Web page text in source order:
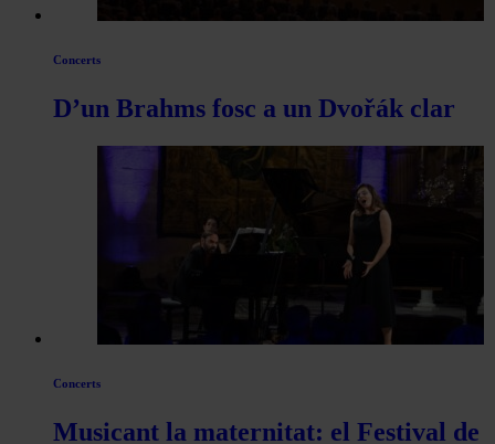
Concerts
D’un Brahms fosc a un Dvořák clar
Concerts
Musicant la maternitat: el Festival de